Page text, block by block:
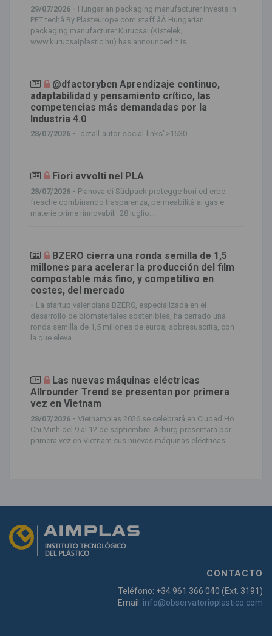
29/07/2026 - Hungarian packaging manufacturer invests in
PET techâ By Plasteurope.com staff âÂ Hungarian
packaging manufacturer Kurucsai (Kistelek;
www.kurucsaiplastic.hu) has announced it is...
@dfactorybcn Aprendizaje continuo,
adaptabilidad y pensamiento crítico, las
competencias más demandadas por la
Industria 4.0
28/07/2026 - -detall-autor-social-links">1530
Fiori avvolti nel PLA
28/07/2026 - Planova di Südpack protegge fiori ed erbe
fresche combinando trasparenza, permeabilità ai gas e
materie prime rinnovabili. 28 luglio...
BZERO cierra una ronda semilla de 1,5
millones para acelerar la producción del film
compostable más fino, y competitivo en
costes, del mercado
- La startup valenciana BZERO, especializada en el
desarrollo de biomateriales sostenibles, ha cerrado una
ronda semilla de 1,5 millones de euros, sobresuscrita, con
la que eleva...
Las nuevas máquinas eléctricas
Allrounder Trend se presentan por primera
vez en Vietnam
28/07/2026 - Vietnamplas 2026 se celebrará en Ciudad Ho
Chi Minh del 9 al 12 de septiembre. Arburg presentará por
primera vez en Vietnam sus nuevas máquinas eléctricas...
CONTACTO
Teléfono: +34 961 366 040 (Ext. 3191)
Email: info@observatorioplastico.com